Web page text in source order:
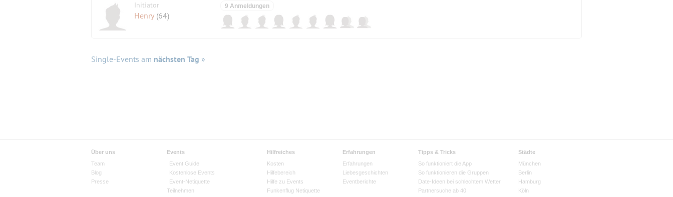
Initiator
Henry (64)
9 Anmeldungen
Single-Events am nächsten Tag »
Über uns
Team
Blog
Presse
Events
Event Guide
Kostenlose Events
Event-Netiquette
Teilnehmen
Hilfreiches
Kosten
Hilfebereich
Hilfe zu Events
Funkenflug Netiquette
Erfahrungen
Erfahrungen
Liebesgeschichten
Eventberichte
Tipps & Tricks
So funktioniert die App
So funktionieren die Gruppen
Date-Ideen bei schlechtem Wetter
Partnersuche ab 40
Städte
München
Berlin
Hamburg
Köln